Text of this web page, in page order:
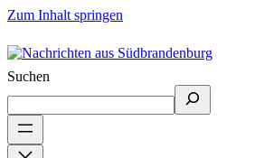
Zum Inhalt springen
Suchen